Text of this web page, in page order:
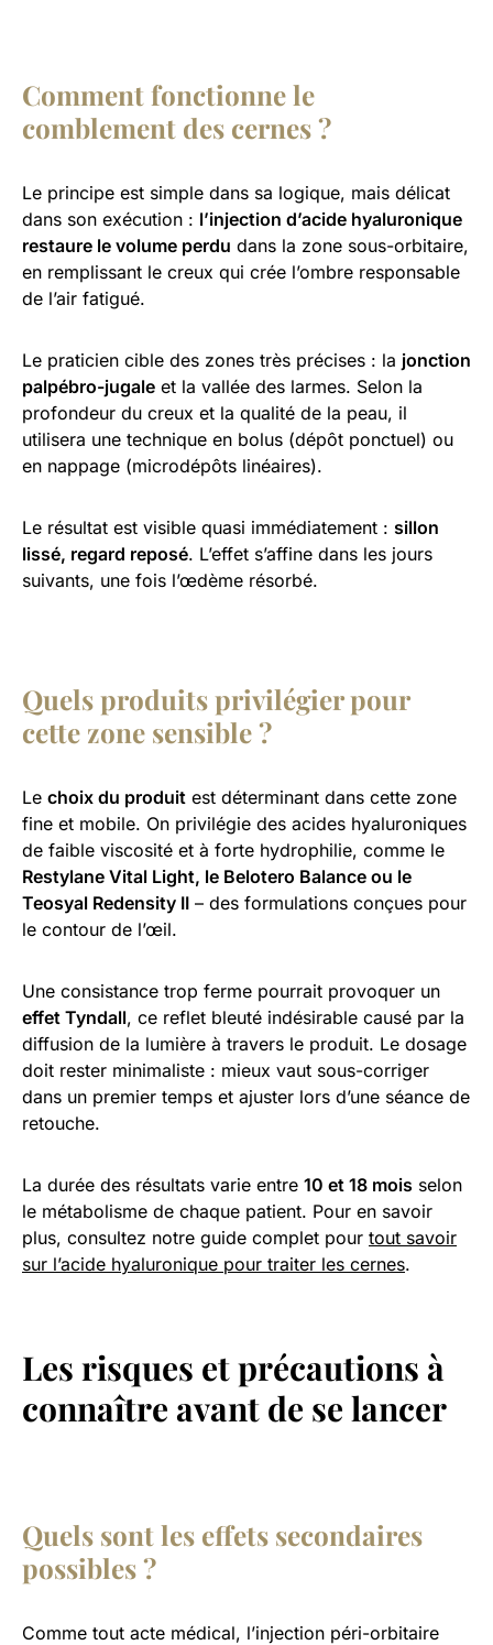
Comment fonctionne le
comblement des cernes ?
Le principe est simple dans sa logique, mais délicat
dans son exécution : l’injection d’acide hyaluronique
restaure le volume perdu dans la zone sous-orbitaire,
en remplissant le creux qui crée l’ombre responsable
de l’air fatigué.
Le praticien cible des zones très précises : la jonction
palpébro-jugale et la vallée des larmes. Selon la
profondeur du creux et la qualité de la peau, il
utilisera une technique en bolus (dépôt ponctuel) ou
en nappage (microdépôts linéaires).
Le résultat est visible quasi immédiatement : sillon
lissé, regard reposé. L’effet s’affine dans les jours
suivants, une fois l’œdème résorbé.
Quels produits privilégier pour
cette zone sensible ?
Le choix du produit est déterminant dans cette zone
fine et mobile. On privilégie des acides hyaluroniques
de faible viscosité et à forte hydrophilie, comme le
Restylane Vital Light, le Belotero Balance ou le
Teosyal Redensity II – des formulations conçues pour
le contour de l’œil.
Une consistance trop ferme pourrait provoquer un
effet Tyndall, ce reflet bleuté indésirable causé par la
diffusion de la lumière à travers le produit. Le dosage
doit rester minimaliste : mieux vaut sous-corriger
dans un premier temps et ajuster lors d’une séance de
retouche.
La durée des résultats varie entre 10 et 18 mois selon
le métabolisme de chaque patient. Pour en savoir
plus, consultez notre guide complet pour tout savoir
sur l’acide hyaluronique pour traiter les cernes.
Les risques et précautions à
connaître avant de se lancer
Quels sont les effets secondaires
possibles ?
Comme tout acte médical, l’injection péri-orbitaire